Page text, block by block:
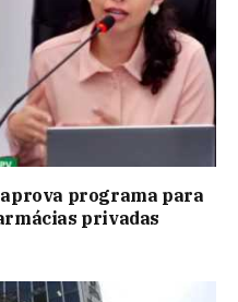
programa para
privadas